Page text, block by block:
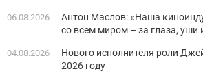
06.08.2026
Антон Маслов: «Наша
со всем миром – за глаза, уши
04.08.2026
Нового исполнителя роли
2026 году